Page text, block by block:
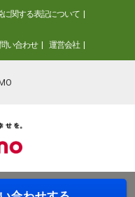
に関する表記について
い合わせ 運営会社